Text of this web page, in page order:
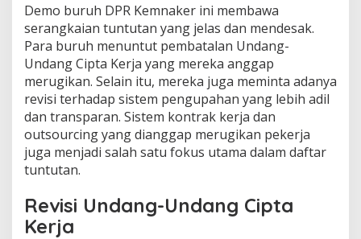
Demo buruh DPR Kemnaker ini membawa
serangkaian tuntutan yang jelas dan mendesak.
Para buruh menuntut pembatalan Undang-
Undang Cipta Kerja yang mereka anggap
merugikan. Selain itu, mereka juga meminta adanya
revisi terhadap sistem pengupahan yang lebih adil
dan transparan. Sistem kontrak kerja dan
outsourcing yang dianggap merugikan pekerja
juga menjadi salah satu fokus utama dalam daftar
tuntutan.
Revisi Undang-Undang Cipta
Kerja